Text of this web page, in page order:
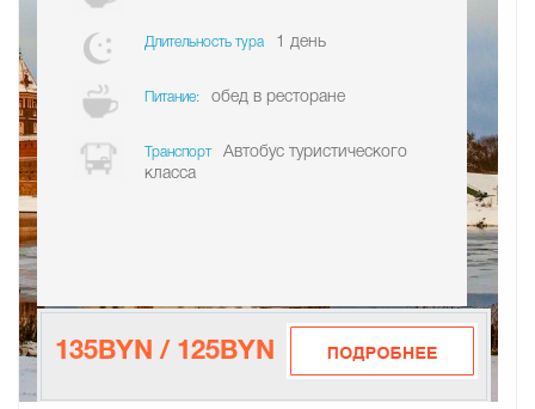
Длительность тура 1 день
Питание: обед в ресторане
Транспорт
Автобус туристического
класса
135BYN / 125BYN